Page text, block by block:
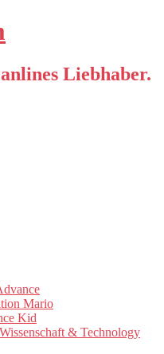
Liebhaber.
Mario
Kid
& Technology